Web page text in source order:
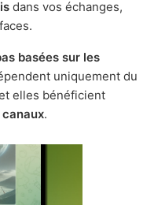
dans vos échanges,
basées sur les
uniquement du
elles bénéficient
.